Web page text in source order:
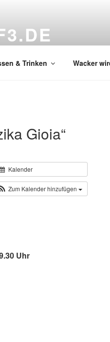
& Trinken Wacker
Gioia“
Kalender
Zum Kalender hinzufügen
Uhr